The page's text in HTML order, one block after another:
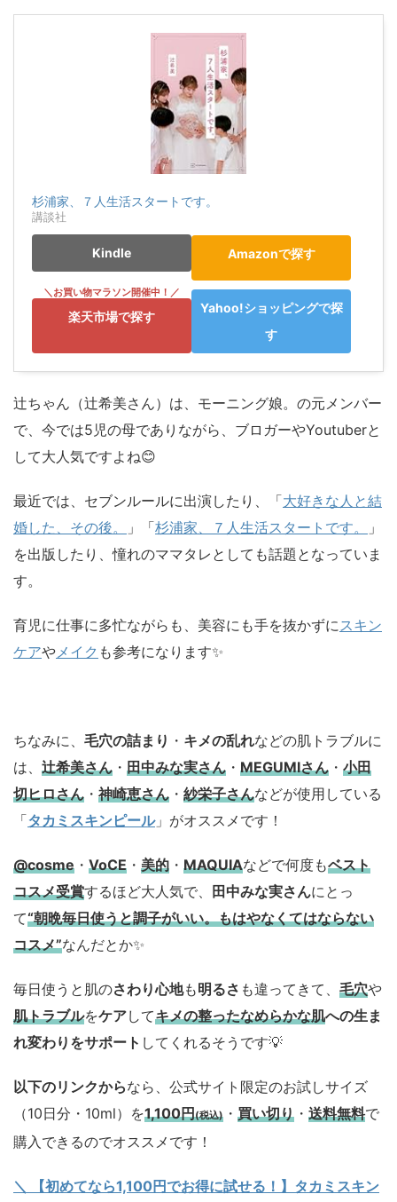
杉浦家、７人生活スタートです。
講談社
Kindle Amazonで探す
楽天市場で探す
Yahoo!ショッピングで探
す
辻ちゃん（辻希美さん）は、モーニング娘。の元メンバー
で、今では5児の母でありながら、ブロガーやYoutuberと
して大人気ですよね😊
最近では、セブンルールに出演したり、「大好きな人と結
婚した、その後。
」「杉浦家、７人生活スタートです。
」
を出版したり、憧れのママタレとしても話題となっていま
す。
育児に仕事に多忙ながらも、美容にも手を抜かずに スキン
ケアや メイク も参考になります✨
ちなみに、 毛穴の詰まり ・ キメの乱れなどの肌トラブルに
は、 辻希美さん ・ 田中みな実さん ・ MEGUMIさん ・ 小田
切ヒロさん ・ 神崎恵さん ・ 紗栄子さんなどが使用している
「タカミスキンピール」がオススメです！
@cosme ・ VoCE ・ 美的 ・ MAQUIAなどで何度もベスト
コスメ受賞するほど大人気で、 田中みな実さんにとっ
て“朝晩毎日使うと調子がいい。もはやなくてはならない
コスメ”なんだとか✨
毎日使うと肌のさわり心地も明るさ も違ってきて、 毛穴や
肌トラブルをケアしてキメの整ったなめらかな肌への生ま
れ変わりをサポート してくれるそうです💡
以下のリンクからなら、公式サイト限定のお試しサイズ
（10日分・10ml）を1,100円(税込) ・ 買い切り ・ 送料無料で
購入できるのでオススメです！
＼ 【初めてなら1,100円でお得に試せる！】タカミスキン